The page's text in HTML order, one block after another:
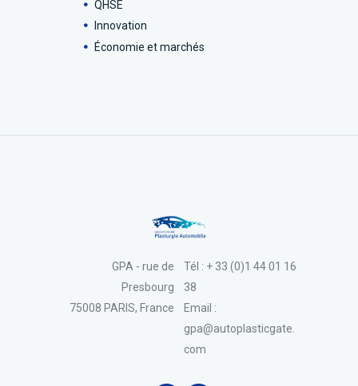
QHSE
Innovation
Économie et marchés
Tél : + 33 (0)1 44 01 16
38
Email :
gpa@autoplasticgate.
com
GPA - rue de
Presbourg
75008 PARIS, France